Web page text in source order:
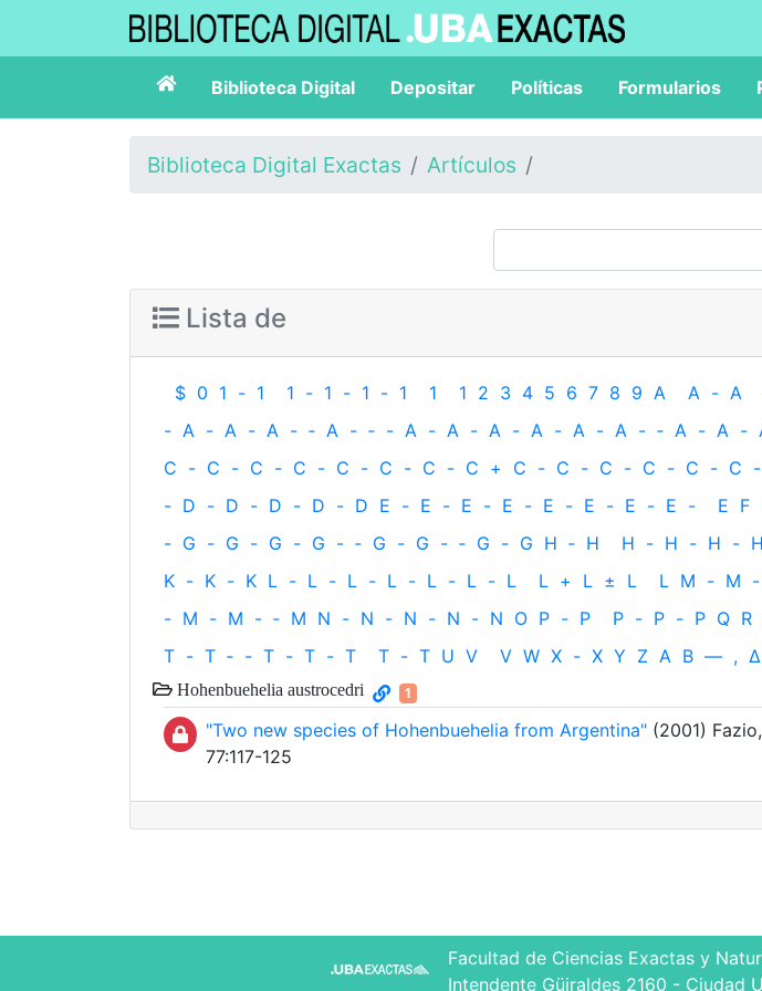
Biblioteca Digital Depositar Políticas Formularios
Biblioteca Digital Exactas Artículos
Lista de
$ 0 1 - 1 1 - 1 - 1 - 1 1 1 2 3 4 5 6 7 8 9 A A - A
- A - A - A - ‐ A - ‐ - A - A - A - A - A - A - ‐ A - A -
C - C - C - C - C - C - C - C + C - C - C - C - C - C -
- D - D - D - D - D E - E - E - E - E - E - E - E - E F
- G - G - G - G - ‐ G - G - ‐ G - G H ‐ H H - H - H - H
K - K - K L - L - L - L - L - L - L L + L ± L L M - M -
- M - M - ‐ M N - N - N - N - N O P - P P - P - P Q R
T - T ‐ - T - T - T T - T U V V W X - X Y Z Α Β — , Δ
Hohenbuehelia austrocedri 1
"Two new species of Hohenbuehelia from Argentina" (2001)
77:117-125
Facultad de Ciencias Exactas y
Intendente Güiraldes 2160 - Ciudad